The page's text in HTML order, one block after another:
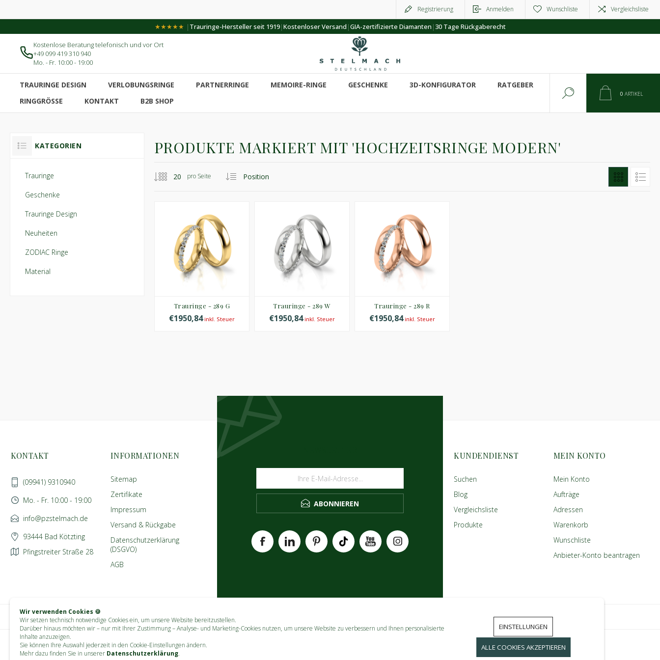
Registrierung Anmelden Wunschliste Vergleichsliste
★★★★★ | Trauringe-Hersteller seit 1919|Kostenloser Versand |GIA-zertifizierte Diamanten |30 Tage Rückgaberecht
Kostenlose Beratung telefonisch und vor Ort
+49 099 419 310 940
Mo. - Fr. 10:00 - 19:00
TRAURINGE DESIGN VERLOBUNGSRINGE PARTNERRINGE MEMOIRE-RINGE GESCHENKE 3D-KONFIGURATOR
RATGEBER
RINGGRÖSSE
KONTAKT B2B SHOP
0 ARTIKEL
PRODUKTE MARKIERT MIT 'HOCHZEITSRINGE MODERN'
pro Seite
Trauringe - 289 G
€1950,84inkl. Steuer
Trauringe - 289 W
€1950,84inkl. Steuer
Trauringe - 289 R
€1950,84inkl. Steuer
KATEGORIEN
Trauringe
Geschenke
Trauringe Design
Neuheiten
ZODIAC Ringe
Material
Wir verwenden Cookies 🍪
Wir setzen technisch notwendige Cookies ein, um unsere Website bereitzustellen.
Darüber hinaus möchten wir – nur mit Ihrer Zustimmung – Analyse- und Marketing-Cookies nutzen, um unsere Website zu verbessern und Ihnen personalisierte
Inhalte anzuzeigen.
Sie können Ihre Auswahl jederzeit in den Cookie-Einstellungen ändern.
Mehr dazu finden Sie in unserer Datenschutzerklärung.
EINSTELLUNGEN
ALLE COOKIES AKZEPTIEREN
ABONNIEREN
KONTAKT
(09941) 9310940
Mo. - Fr. 10:00 - 19:00
info@pzstelmach.de
93444 Bad Kötzting
Pfingstreiter Straße 28
INFORMATIONEN
Sitemap
Zertifikate
Impressum
Versand & Rückgabe
Datenschutzerklärung
(DSGVO)
AGB
KUNDENDIENST
Suchen
Blog
Vergleichsliste
Produkte
MEIN KONTO
Mein Konto
Aufträge
Adressen
Warenkorb
Wunschliste
Anbieter-Konto beantragen